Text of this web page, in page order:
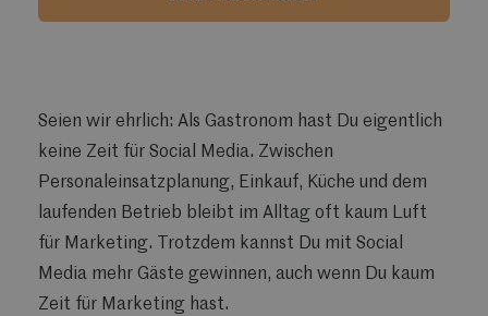
Seien wir ehrlich: Als Gastronom hast Du eigentlich
keine Zeit für Social Media. Zwischen
Personaleinsatzplanung, Einkauf, Küche und dem
laufenden Betrieb bleibt im Alltag oft kaum Luft
für Marketing. Trotzdem kannst Du mit Social
Media mehr Gäste gewinnen, auch wenn Du kaum
Zeit für Marketing hast.